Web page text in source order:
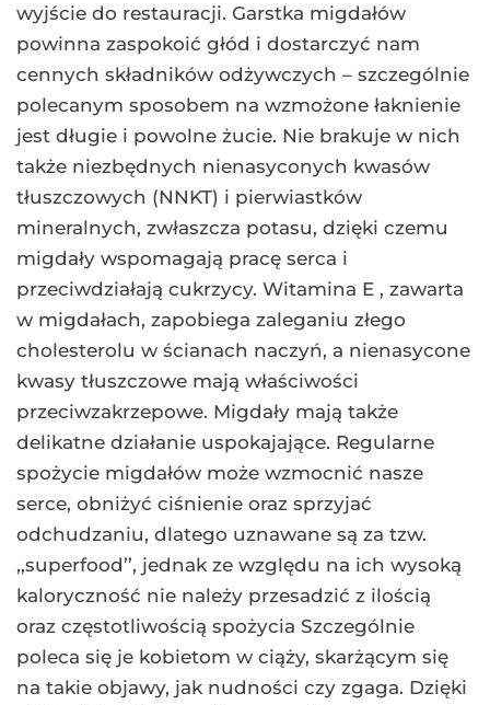
wyjście do restauracji. Garstka migdałów
powinna zaspokoić głód i dostarczyć nam
cennych składników odżywczych – szczególnie
polecanym sposobem na wzmożone łaknienie
jest długie i powolne żucie. Nie brakuje w nich
także niezbędnych nienasyconych kwasów
tłuszczowych (NNKT) i pierwiastków
mineralnych, zwłaszcza potasu, dzięki czemu
migdały wspomagają pracę serca i
przeciwdziałają cukrzycy. Witamina E , zawarta
w migdałach, zapobiega zaleganiu złego
cholesterolu w ścianach naczyń, a nienasycone
kwasy tłuszczowe mają właściwości
przeciwzakrzepowe. Migdały mają także
delikatne działanie uspokajające. Regularne
spożycie migdałów może wzmocnić nasze
serce, obniżyć ciśnienie oraz sprzyjać
odchudzaniu, dlatego uznawane są za tzw.
,,superfood’’, jednak ze względu na ich wysoką
kaloryczność nie należy przesadzić z ilością
oraz częstotliwością spożycia Szczególnie
poleca się je kobietom w ciąży, skarżącym się
na takie objawy, jak nudności czy zgaga. Dzięki